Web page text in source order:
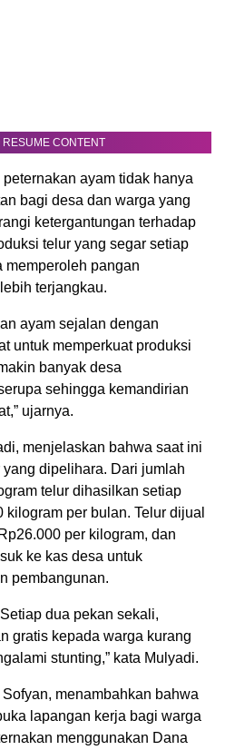
CONTENT
ayam tidak hanya
bagi desa dan warga yang
ketergantungan terhadap
telur yang segar setiap
memperoleh pangan
terjangkau.
ayam sejalan dengan
untuk memperkuat produksi
banyak desa
sehingga kemandirian
ujarnya.
menjelaskan bahwa saat ini
dipelihara. Dari jumlah
telur dihasilkan setiap
per bulan. Telur dijual
per kilogram, dan
ke kas desa untuk
pembangunan.
dua pekan sekali,
gratis kepada warga kurang
stunting,” kata Mulyadi.
menambahkan bahwa
lapangan kerja bagi warga
menggunakan Dana